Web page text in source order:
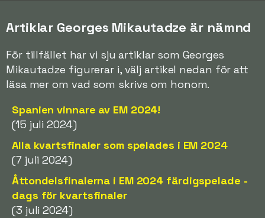
Artiklar Georges Mikautadze är nämnd
För tillfället har vi sju artiklar som Georges
Mikautadze figurerar i, välj artikel nedan för att
läsa mer om vad som skrivs om honom.
Spanien vinnare av EM 2024!
(15 juli 2024)
Alla kvartsfinaler som spelades i EM 2024
(7 juli 2024)
Åttondelsfinalerna i EM 2024 färdigspelade -
dags för kvartsfinaler
(3 juli 2024)